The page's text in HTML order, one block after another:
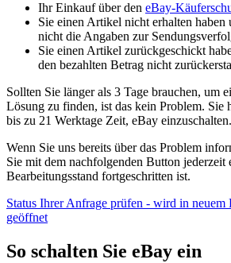
Ihr Einkauf über den eBay-
Sie einen Artikel nicht erhalten haben
nicht die Angaben zur
Sie einen Artikel zurückgeschickt
den bezahlten Betrag nicht
Sollten Sie länger als 3 Tage brauchen, um
Lösung zu finden, ist das kein Problem. Sie
bis zu 21 Werktage Zeit, eBay einzuschalten.
Wenn Sie uns bereits über das Problem
Sie mit dem nachfolgenden Button
Bearbeitungsstand fortgeschritten ist.
Status Ihrer Anfrage prüfen - wird in neuem
geöffnet
So schalten Sie eBay ein